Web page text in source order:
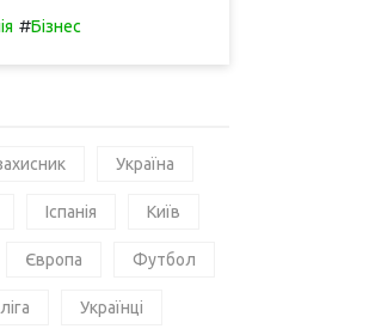
#Бізнес
Україна
Іспанія Київ
Європа Футбол
Українці